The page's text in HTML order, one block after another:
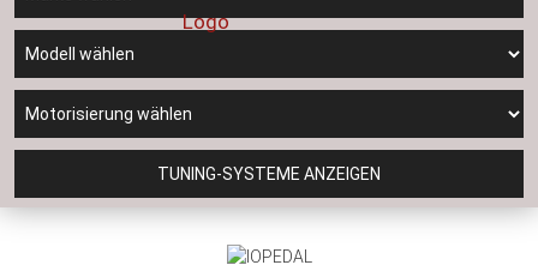
TUNING-SYSTEME ANZEIGEN